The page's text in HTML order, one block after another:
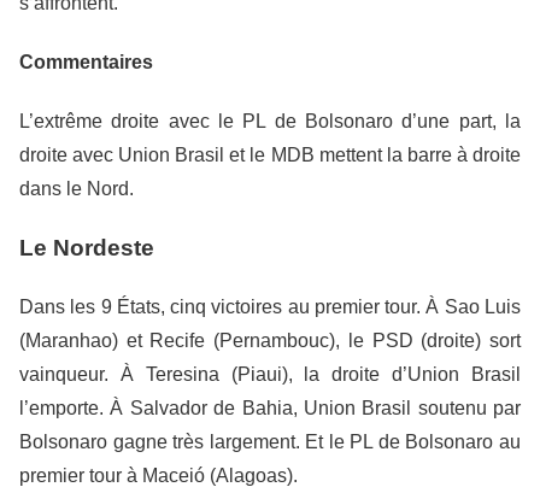
Commentaires
L’extrême droite avec le PL de Bolsonaro d’une part, la
droite avec Union Brasil et le MDB mettent la barre à droite
dans le Nord.
Le Nordeste
Dans les 9 États, cinq victoires au premier tour. À Sao Luis
(Maranhao) et Recife (Pernambouc), le PSD (droite) sort
vainqueur. À Teresina (Piaui), la droite d’Union Brasil
l’emporte. À Salvador de Bahia, Union Brasil soutenu par
Bolsonaro gagne très largement. Et le PL de Bolsonaro au
premier tour à Maceió (Alagoas).